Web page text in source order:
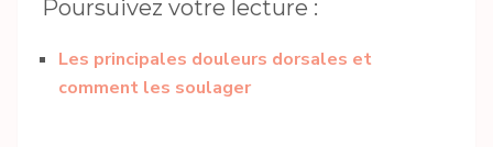
Poursuivez votre lecture :
Les principales douleurs dorsales et
comment les soulager